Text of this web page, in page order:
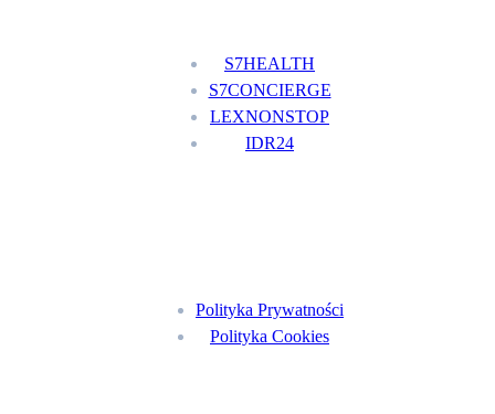
S7HEALTH
S7CONCIERGE
LEXNONSTOP
IDR24
Polityka Prywatności
Polityka Cookies